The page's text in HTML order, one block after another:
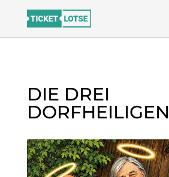
DIE DREI
DORFHEILIGEN